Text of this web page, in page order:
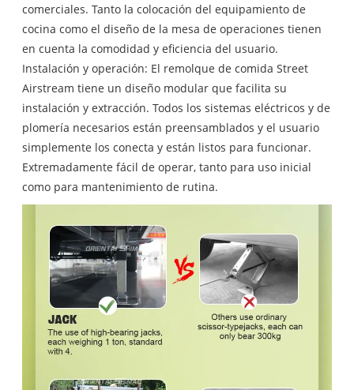
comerciales. Tanto la colocación del equipamiento de
cocina como el diseño de la mesa de operaciones tienen
en cuenta la comodidad y eficiencia del usuario.
Instalación y operación: El remolque de comida Street
Airstream tiene un diseño modular que facilita su
instalación y extracción. Todos los sistemas eléctricos y de
plomería necesarios están preensamblados y el usuario
simplemente los conecta y están listos para funcionar.
Extremadamente fácil de operar, tanto para uso inicial
como para mantenimiento de rutina.